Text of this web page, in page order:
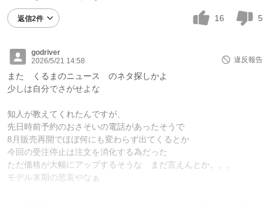
返信2件 16 5
godriver
2026/5/21 14:58
違反報告
また くるまのニュース のネタ探しかよ
少しは自分でさがせよな
知人が教えてくれたんですが、
先日時前予約のおさそいの電話があったそうで
8月販売再開でほぼ何にも変わらず出てくるとか
今回の受注停止は注文を消化する為だった
ただ価格が大幅にアップするそうな まだ言えんとか。。。
モデル末期の悲哀やなぁ